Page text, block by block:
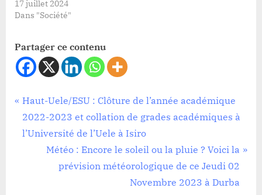
17 juillet 2024
Dans "Société"
Partager ce contenu
Société
Navigation
de
l’article
P
r
e
Haut-Uele/ESU : Clôture de l’année académique
2022-2023 et collation de grades académiques à
l’Université de l’Uele à Isiro
N
Météo : Encore le soleil ou la pluie ? Voici la
prévision météorologique de ce Jeudi 02
Novembre 2023 à Durba